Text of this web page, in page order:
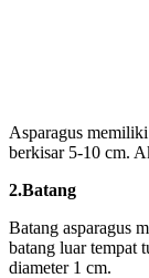
Asparagus
berkisar 5-10 cm.
2.Batang
Batang asparagus
batang luar tempat
diameter 1 cm.